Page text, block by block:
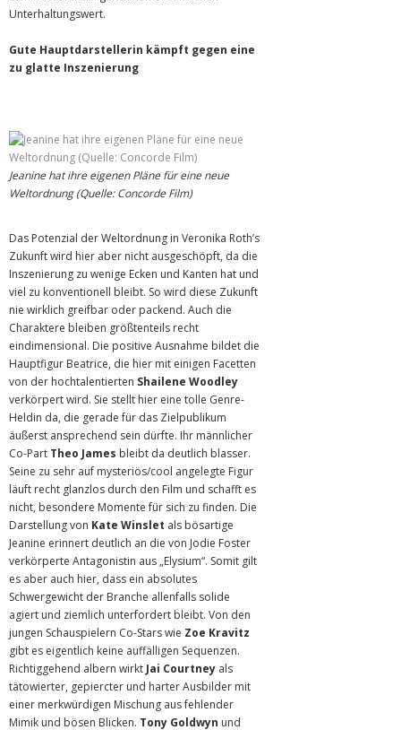
Unterhaltungswert.
Gute Hauptdarstellerin kämpft gegen eine
zu glatte Inszenierung
Jeanine hat ihre eigenen Pläne für eine neue
Weltordnung (Quelle: Concorde Film)
Das Potenzial der Weltordnung in Veronika Roth’s
Zukunft wird hier aber nicht ausgeschöpft, da die
Inszenierung zu wenige Ecken und Kanten hat und
viel zu konventionell bleibt. So wird diese Zukunft
nie wirklich greifbar oder packend. Auch die
Charaktere bleiben größtenteils recht
eindimensional. Die positive Ausnahme bildet die
Hauptfigur Beatrice, die hier mit einigen Facetten
von der hochtalentierten Shailene Woodley
verkörpert wird. Sie stellt hier eine tolle Genre-
Heldin da, die gerade für das Zielpublikum
äußerst ansprechend sein dürfte. Ihr männlicher
Co-Part Theo James bleibt da deutlich blasser.
Seine zu sehr auf mysteriös/cool angelegte Figur
läuft recht glanzlos durch den Film und schafft es
nicht, besondere Momente für sich zu finden. Die
Darstellung von Kate Winslet als bösartige
Jeanine erinnert deutlich an die von Jodie Foster
verkörperte Antagonistin aus „Elysium“. Somit gilt
es aber auch hier, dass ein absolutes
Schwergewicht der Branche allenfalls solide
agiert und ziemlich unterfordert bleibt. Von den
jungen Schauspielern Co-Stars wie Zoe Kravitz
gibt es eigentlich keine auffälligen Sequenzen.
Richtiggehend albern wirkt Jai Courtney als
tätowierter, gepiercter und harter Ausbilder mit
einer merkwürdigen Mischung aus fehlender
Mimik und bösen Blicken. Tony Goldwyn und